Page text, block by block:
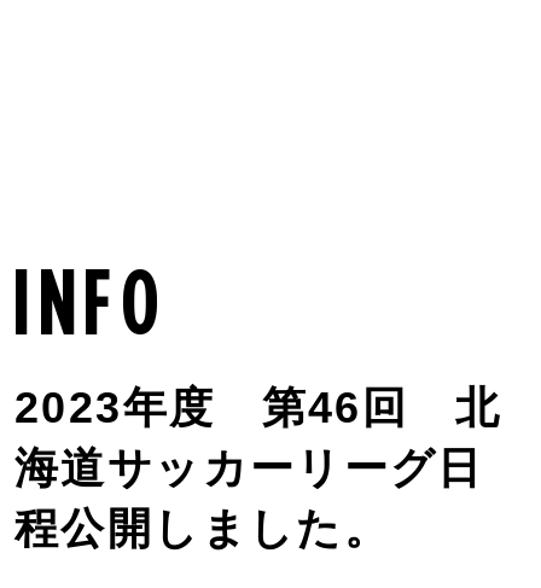
info
2023年度 第46回 北
海道サッカーリーグ日
程公開しました。